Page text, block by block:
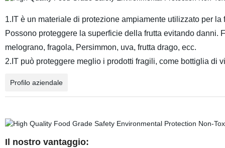
1.IT è un materiale di protezione ampiamente utilizzato per
Possono proteggere la superficie della frutta evitando danni.
melograno, fragola, Persimmon, uva, frutta drago, ecc.
2.IT può proteggere meglio i prodotti fragili, come bottiglia di
Profilo aziendale
Il nostro vantaggio: